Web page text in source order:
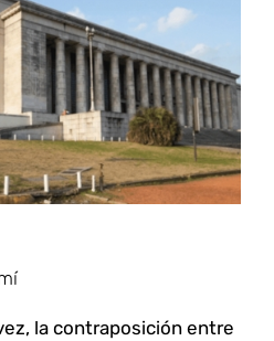
la contraposición entre